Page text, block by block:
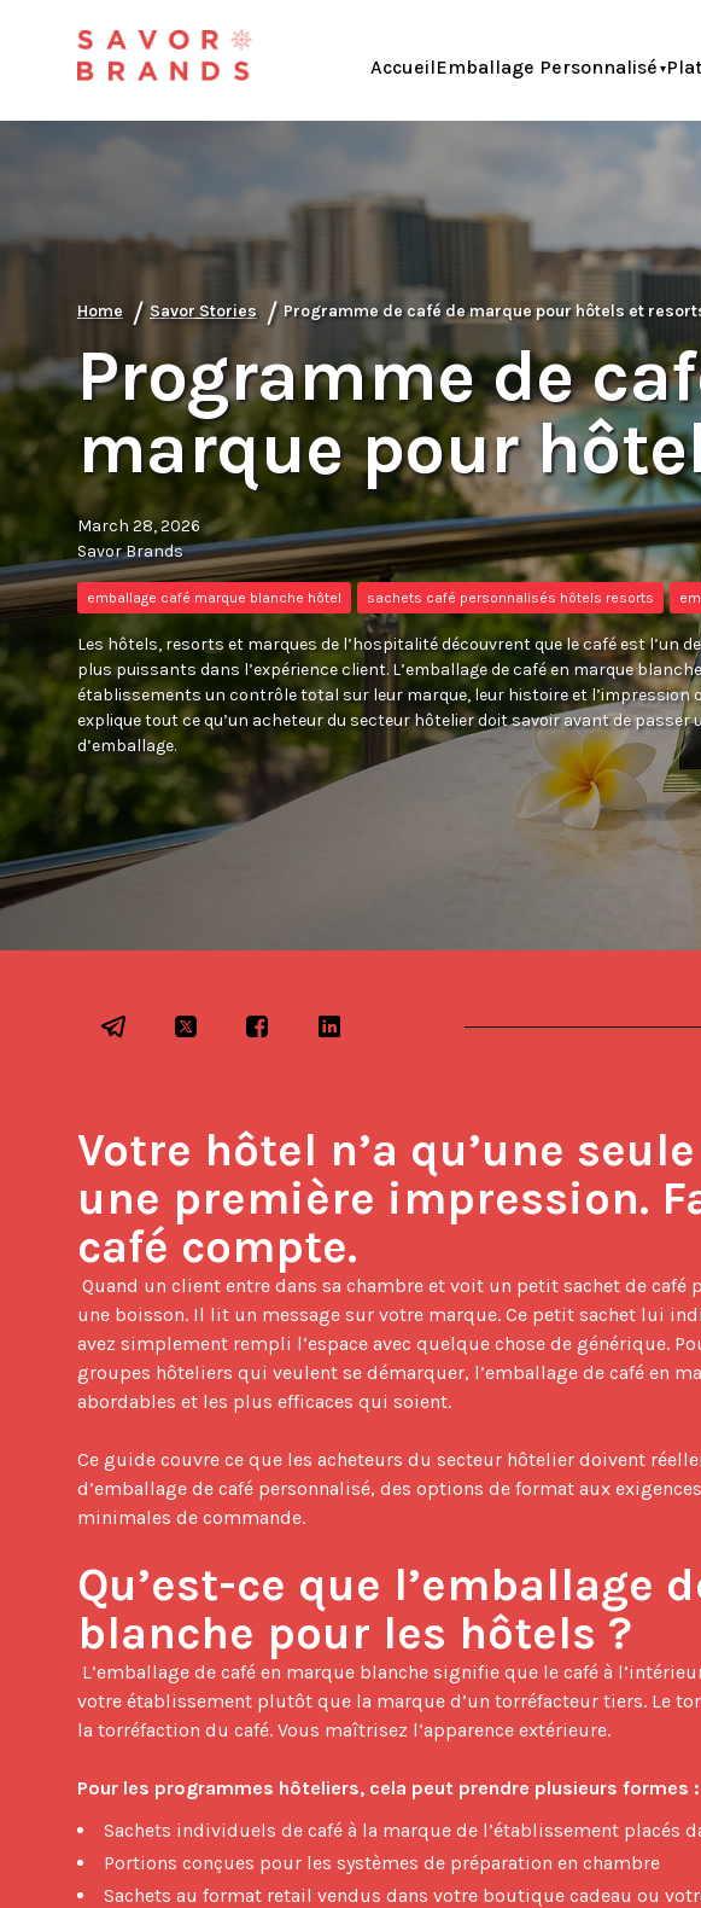
AccueilEmballage Personnalisé
Home / Savor Stories / Programme de café de marque pour hôtels et
Programme de
marque pour
March 28, 2026
Savor Brands
emballage café marque blanche hôtel sachets café personnalisés hôtels resorts
Les hôtels, resorts et marques de l’hospitalité découvrent que le café est l’un
plus puissants dans l’expérience client. L’emballage de café en marque
établissements un contrôle total sur leur marque, leur histoire et l’impression
explique tout ce qu’un acheteur du secteur hôtelier doit savoir avant de passer
d’emballage.
Votre hôtel n’a qu’une
une première impression.
café compte.
une boisson. Il lit un message sur votre marque. Ce petit sachet lui
avez simplement rempli l’espace avec quelque chose de générique.
groupes hôteliers qui veulent se démarquer, l’emballage de café en
abordables et les plus efficaces qui soient.
Ce guide couvre ce que les acheteurs du secteur hôtelier doivent
d’emballage de café personnalisé, des options de format aux
minimales de commande.
Qu’est-ce que l’emballage
blanche pour les hôtels ?
votre établissement plutôt que la marque d’un torréfacteur tiers. Le
la torréfaction du café. Vous maîtrisez l’apparence extérieure.
Pour les programmes hôteliers, cela peut prendre plusieurs formes :
Sachets individuels de café à la marque de l’établissement placés
Portions conçues pour les systèmes de préparation en chambre
Sachets au format retail vendus dans votre boutique cadeau ou